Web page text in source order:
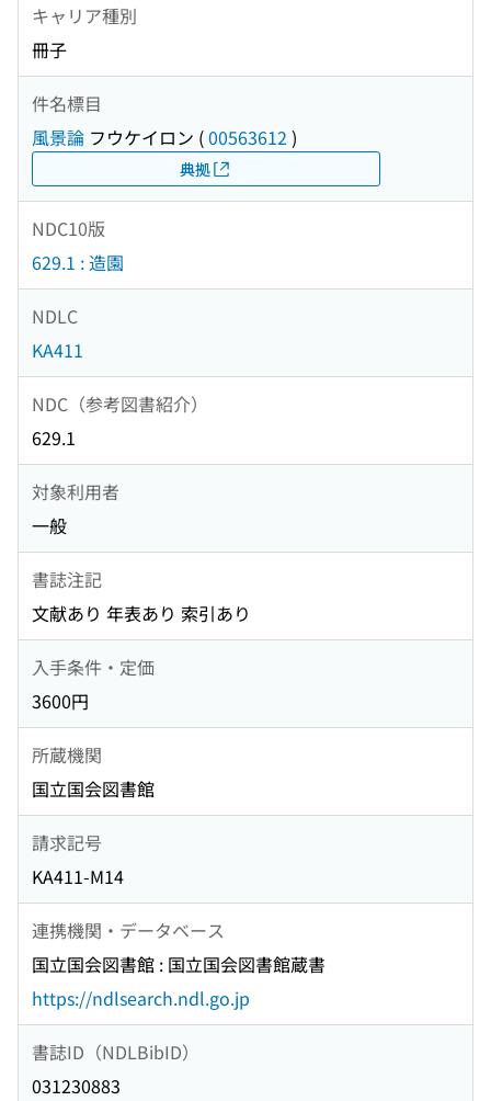
キャリア種別
冊子
件名標目
風景論 フウケイロン (00563612 )
典拠
NDC10版
629.1 : 造園
NDLC
KA411
NDC（参考図書紹介）
629.1
対象利用者
一般
書誌注記
文献あり 年表あり 索引あり
入手条件・定価
3600円
所蔵機関
国立国会図書館
請求記号
KA411-M14
連携機関・データベース
国立国会図書館 : 国立国会図書館蔵書
https://ndlsearch.ndl.go.jp
書誌ID（NDLBibID）
031230883